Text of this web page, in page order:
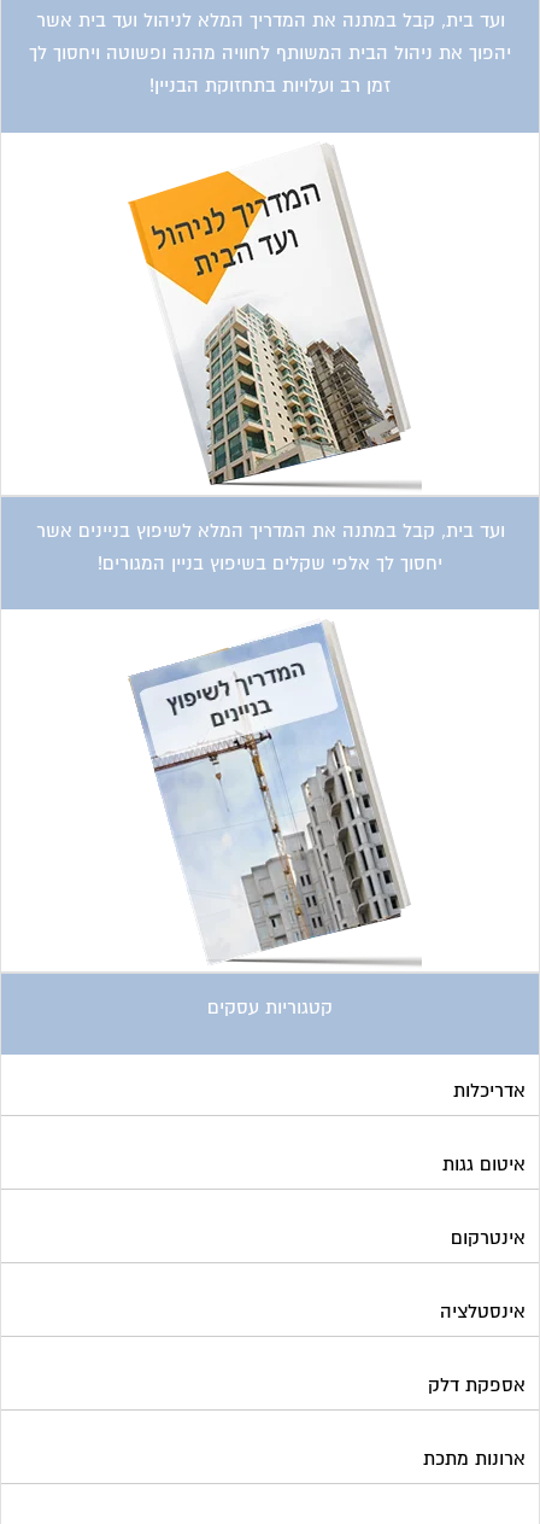
ועד בית, קבל במתנה את המדריך המלא לניהול ועד בית אשר
יהפוך את ניהול הבית המשותף לחוויה מהנה ופשוטה ויחסוך לך
זמן רב ועלויות בתחזוקת הבניין!
ועד בית, קבל במתנה את המדריך המלא לשיפוץ בניינים אשר
יחסוך לך אלפי שקלים בשיפוץ בניין המגורים!
קטגוריות עסקים
אדריכלות
איטום גגות
אינטרקום
אינסטלציה
אספקת דלק
ארונות מתכת